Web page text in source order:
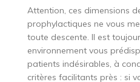
Attention, ces dimensions
prophylactiques ne vous
toute descente. Il est
environnement vous
patients indésirables, à
critères facilitants près : si